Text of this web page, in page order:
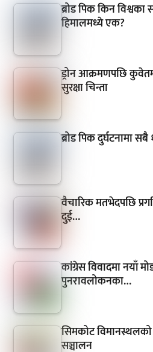
ब्रोड पिक किन विश्वका
हिमालमध्ये एक?
ड्रोन आक्रमणपछि
सुरक्षा चिन्ता
ब्रोड पिक दुर्घटनामा
वैचारिक मतभेदपछि
दुई…
कांग्रेस विवादमा नयाँ
पुनरावलोकनका…
सिमकोट
सञ्चालन